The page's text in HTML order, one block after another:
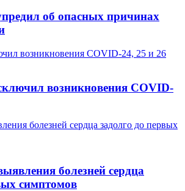
об опасных причинах
возникновения COVID-24, 25 и 26
возникновения COVID-
болезней сердца задолго до первых
болезней сердца
симптомов